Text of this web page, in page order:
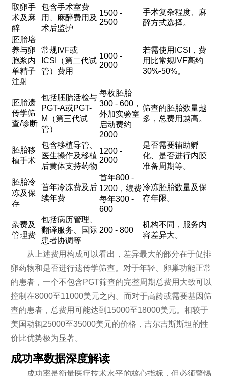
取卵手
术及麻
醉
包含手术室费
用、麻醉费用及
术后监护
1500 -
2500
手术复杂程度、麻
醉方式选择。
胚胎培
养与卵
胞浆内
单精子
注射
常规IVF或
ICSI（第二代试
管）费用
1000 -
2000
若需使用ICSI，费
用比常规IVF高约
30%-50%。
胚胎遗
传学筛
查/诊断
包括胚胎活检与
PGT-A或PGT-
M（第三代试
管）
每枚胚胎
300 - 600，
外加实验室
启动费约
2000
筛查的胚胎数量越
多，总费用越高。
胚胎移
植手术
包含移植导管、
医生操作及移植
后黄体支持药物
1200 -
2000
是否需要辅助孵
化、是否进行内膜
准备周期等。
胚胎冷
冻及保
存
首年冷冻费及后
续年费
首年800 -
1200，续费
每年300 -
600
冷冻胚胎数量及保
存年限。
杂费及
管理费
包括病历管理、
翻译服务、国际
患者协调等
200 - 800
机构不同，服务内
容差异大。
从上述费用构成可以看出，差异最大的部分在于促排
卵药物和是否进行遗传学筛查。对于年轻、卵巢功能正常
的患者，一个不包含PGT筛查的完整周期总费用大致可以
控制在8000至11000美元之内。而对于高龄或需要基因筛
查的患者，总费用可能达到15000至18000美元。相较于
美国动辄25000至35000美元的价格，吉尔吉斯斯坦的性
价比优势极为显著。
成功率数据深度解读
成功率是衡量医疗技术水平的核心指标，但必须警惕